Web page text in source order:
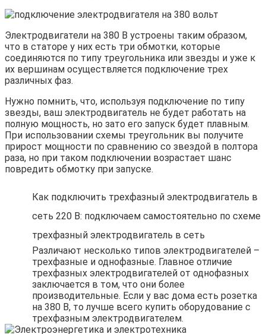
Электродвигатели на 380 В устроены таким образом,
что в статоре у них есть три обмотки, которые
соединяются по типу треугольника или звезды и уже к
их вершинам осуществляется подключение трех
различных фаз.
Нужно помнить, что, используя подключение по типу
звезды, ваш электродвигатель не будет работать на
полную мощность, но зато его запуск будет плавным.
При использовании схемы треугольник вы получите
прирост мощности по сравнению со звездой в полтора
раза, но при таком подключении возрастает шанс
повредить обмотку при запуске.
Как подключить трехфазный электродвигатель в
сеть 220 В: подключаем самостоятельно по схеме
трехфазный электродвигатель в сеть
Различают несколько типов электродвигателей –
трехфазные и однофазные. Главное отличие
трехфазных электродвигателей от однофазных
заключается в том, что они более
производительные. Если у вас дома есть розетка
на 380 В, то лучше всего купить оборудование с
трехфазным электродвигателем.